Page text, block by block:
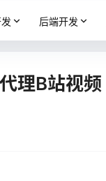
后端开发
理B站视频